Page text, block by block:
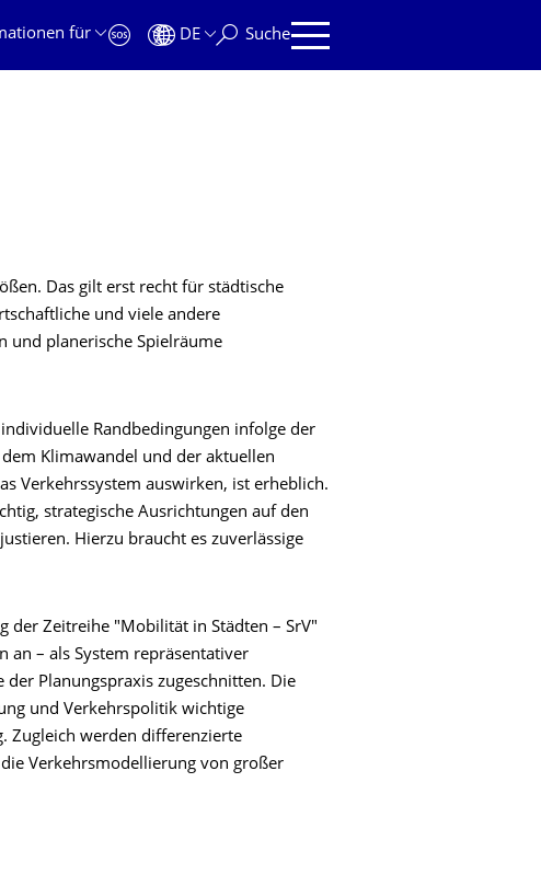
für
DE Suche
Das gilt erst recht für städtische
und viele andere
und planerische Spielräume
Randbedingungen infolge der
Klimawandel und der aktuellen
Verkehrssystem auswirken, ist erheblich.
strategische Ausrichtungen auf den
Hierzu braucht es zuverlässige
der Zeitreihe "Mobilität in Städten – SrV"
an – als System repräsentativer
der Planungspraxis zugeschnitten. Die
und Verkehrspolitik wichtige
Zugleich werden differenzierte
Verkehrsmodellierung von großer